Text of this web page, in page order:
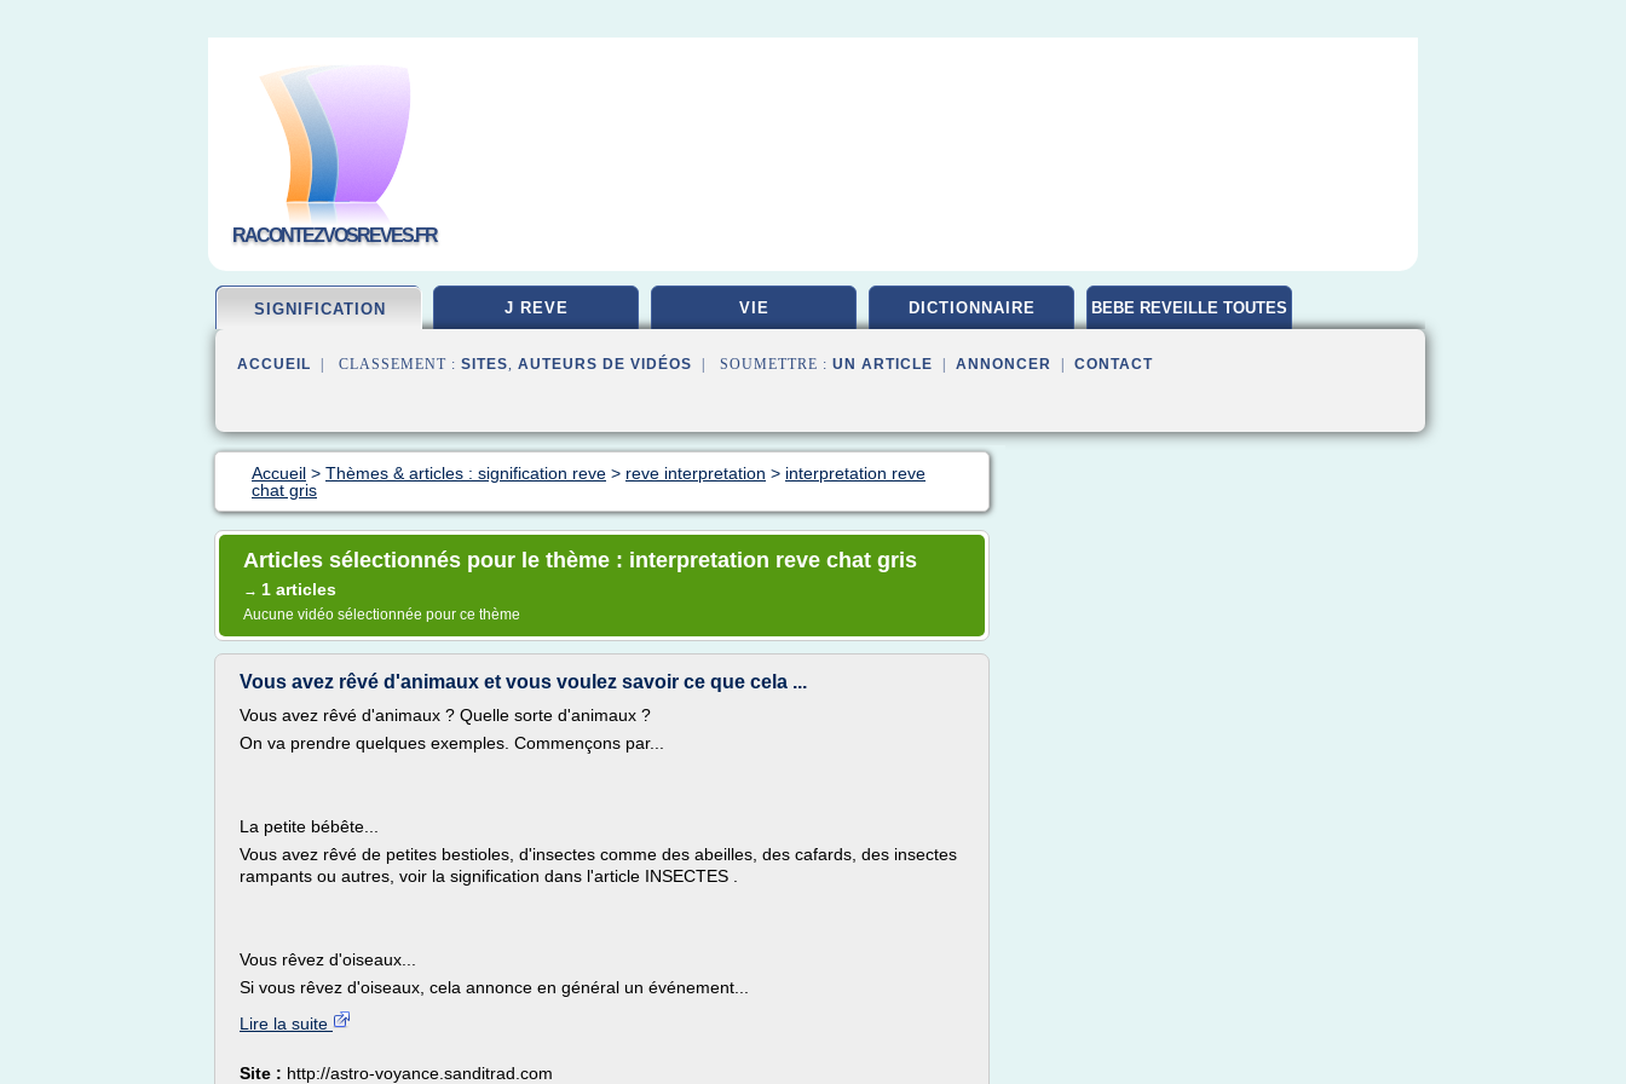
RACONTEZVOSREVES.FR
SIGNIFICATION J REVE VIE DICTIONNAIRE BEBE REVEILLE TOUTES
ACCUEIL | CLASSEMENT : SITES, AUTEURS DE VIDÉOS | SOUMETTRE : UN ARTICLE ANNONCER CONTACT
Accueil > Thèmes & articles : signification reve > reve interpretation > interpretation reve
chat gris
Articles sélectionnés pour le thème : interpretation reve chat gris
→ 1 articles
Aucune vidéo sélectionnée pour ce thème
Vous avez rêvé d'animaux et vous voulez savoir ce que cela ...
Vous avez rêvé d'animaux ? Quelle sorte d'animaux ?
On va prendre quelques exemples. Commençons par...
La petite bébête...
Vous avez rêvé de petites bestioles, d'insectes comme des abeilles, des cafards, des insectes
rampants ou autres, voir la signification dans l'article INSECTES .
Vous rêvez d'oiseaux...
Si vous rêvez d'oiseaux, cela annonce en général un événement...
Lire la suite
Site : http://astro-voyance.sanditrad.com